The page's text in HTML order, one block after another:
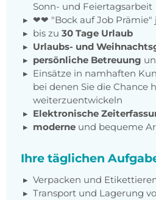
Sonn- und Feiertagsarbeit
❤❤ "Bock auf Job
bis zu 30 Tage Urlaub
Urlaubs- und
persönliche Betreuung
Einsätze in namhaften
bei denen Sie die Chance
weiterzuentwickeln
Elektronische
moderne und bequeme
Ihre täglichen
Verpacken und
Transport und Lagerung